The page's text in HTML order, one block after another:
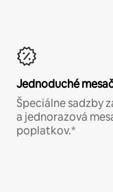
Jednoduché
Špeciálne sadzby
a jednorazová
poplatkov.*